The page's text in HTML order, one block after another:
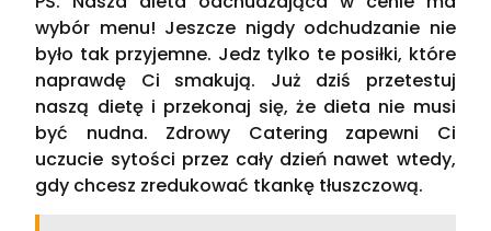
wybór menu! Jeszcze nigdy odchudzanie nie
było tak przyjemne. Jedz tylko te posiłki, które
naprawdę Ci smakują. Już dziś przetestuj
naszą dietę i przekonaj się, że dieta nie musi
być nudna. Zdrowy Catering zapewni Ci
uczucie sytości przez cały dzień nawet wtedy,
gdy chcesz zredukować tkankę tłuszczową.